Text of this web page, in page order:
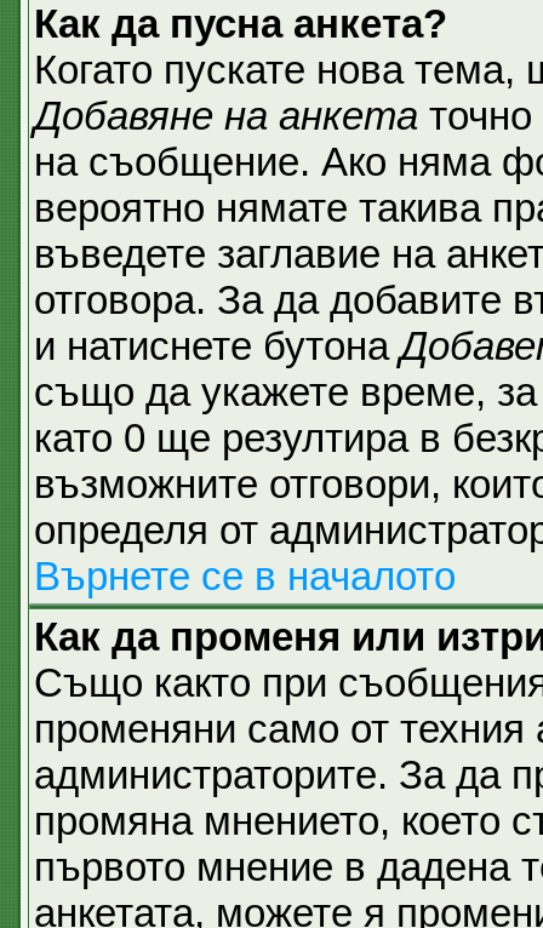
Как да пусна анкета?
Когато пускате нова
Добавяне на анкета
на съобщение. Ако няма
вероятно нямате такива
въведете заглавие на
отговора. За да добавите
и натиснете бутона
също да укажете време, за
като 0 ще резултира в
възможните отговори,
определя от
Върнете се в началото
Как да променя или
Също както при
променяни само от техния
администраторите. За да
промяна мнението, което
първото мнение в дадена
анкетата, можете я